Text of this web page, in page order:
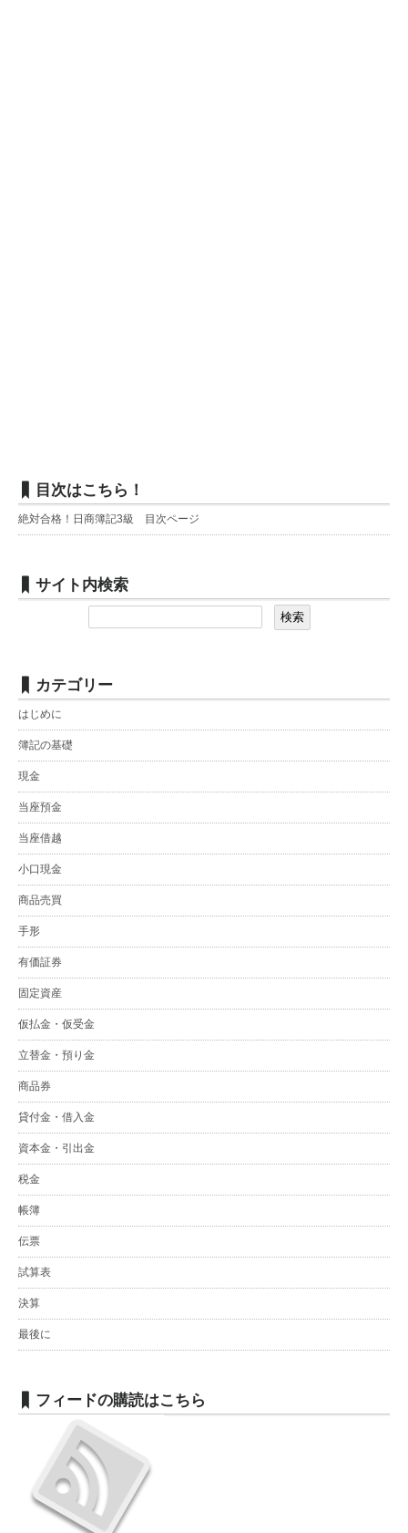
目次はこちら！
絶対合格！日商簿記3級 目次ページ
サイト内検索
カテゴリー
はじめに
簿記の基礎
現金
当座預金
当座借越
小口現金
商品売買
手形
有価証券
固定資産
仮払金・仮受金
立替金・預り金
商品券
貸付金・借入金
資本金・引出金
税金
帳簿
伝票
試算表
決算
最後に
フィードの購読はこちら